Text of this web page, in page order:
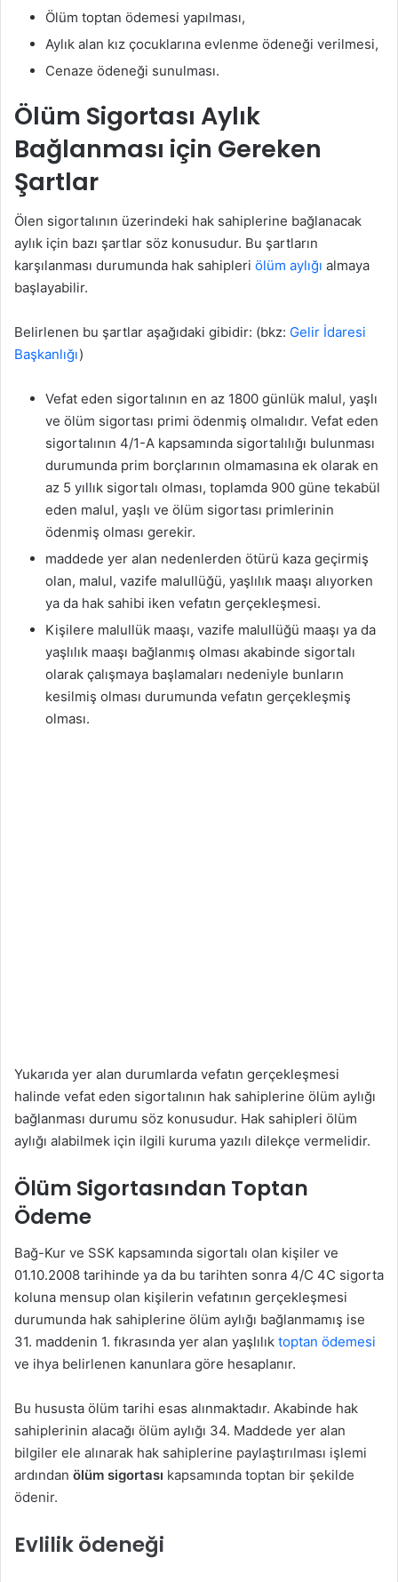
Ölüm toptan ödemesi yapılması,
Aylık alan kız çocuklarına evlenme ödeneği verilmesi,
Cenaze ödeneği sunulması.
Ölüm Sigortası Aylık
Bağlanması için Gereken
Şartlar
Ölen sigortalının üzerindeki hak sahiplerine bağlanacak
aylık için bazı şartlar söz konusudur. Bu şartların
karşılanması durumunda hak sahipleri ölüm aylığı almaya
başlayabilir.
Belirlenen bu şartlar aşağıdaki gibidir: (bkz: Gelir İdaresi
Başkanlığı)
Vefat eden sigortalının en az 1800 günlük malul, yaşlı
ve ölüm sigortası primi ödenmiş olmalıdır. Vefat eden
sigortalının 4/1-A kapsamında sigortalılığı bulunması
durumunda prim borçlarının olmamasına ek olarak en
az 5 yıllık sigortalı olması, toplamda 900 güne tekabül
eden malul, yaşlı ve ölüm sigortası primlerinin
ödenmiş olması gerekir.
maddede yer alan nedenlerden ötürü kaza geçirmiş
olan, malul, vazife malullüğü, yaşlılık maaşı alıyorken
ya da hak sahibi iken vefatın gerçekleşmesi.
Kişilere malullük maaşı, vazife malullüğü maaşı ya da
yaşlılık maaşı bağlanmış olması akabinde sigortalı
olarak çalışmaya başlamaları nedeniyle bunların
kesilmiş olması durumunda vefatın gerçekleşmiş
olması.
Yukarıda yer alan durumlarda vefatın gerçekleşmesi
halinde vefat eden sigortalının hak sahiplerine ölüm aylığı
bağlanması durumu söz konusudur. Hak sahipleri ölüm
aylığı alabilmek için ilgili kuruma yazılı dilekçe vermelidir.
Ölüm Sigortasından Toptan
Ödeme
Bağ-Kur ve SSK kapsamında sigortalı olan kişiler ve
01.10.2008 tarihinde ya da bu tarihten sonra 4/C 4C sigorta
koluna mensup olan kişilerin vefatının gerçekleşmesi
durumunda hak sahiplerine ölüm aylığı bağlanmamış ise
31. maddenin 1. fıkrasında yer alan yaşlılık toptan ödemesi
ve ihya belirlenen kanunlara göre hesaplanır.
Bu hususta ölüm tarihi esas alınmaktadır. Akabinde hak
sahiplerinin alacağı ölüm aylığı 34. Maddede yer alan
bilgiler ele alınarak hak sahiplerine paylaştırılması işlemi
ardından ölüm sigortası kapsamında toptan bir şekilde
ödenir.
Evlilik ödeneği